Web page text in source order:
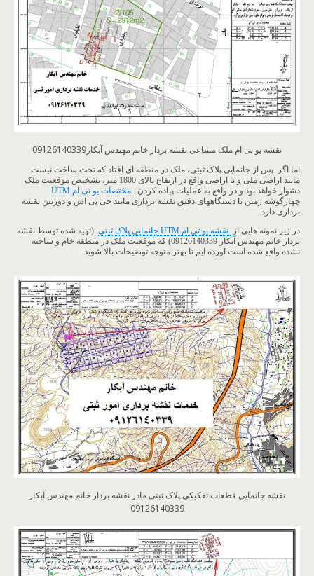
نقشه یو تی ام ملک مشاعی نقشه بردار خانم مهندس آبکار09126140339
اما اگر پس از جانمایی پلاک ثبتی، ملک در منطقه ای افتاد که تحت ساخت نیست
مانند اراضی ملی و یا اراضی واقع در ارتفاع بالای 1800 متر، تشخیص موقعیت ملک
دشوار خواهد بود و در واقع به عملیات پیاده کردن
مختصات یو تی ام UTM
چهارگوشه زمین با دستگاههای دقیق نقشه برداری مانند جی پی اس و دوربین نقشه
برداری دارد.
در زیر نمونه هایی از
نقشه یو تی ام UTM جانمایی پلاک ثبتی
(تهیه شده توسط نقشه
بردار خانم مهندس آبکار 09126140339) که موقعیت ملک در منطقه خام و ساخته
نشده واقع شده است آورده ایم تا بهتر متوجه توضیحات بالا شوید.
نقشه جانمایی قطعات تفکیکی پلاک ثبتی مادر نقشه بردار خانم مهندس آبکار
09126140339